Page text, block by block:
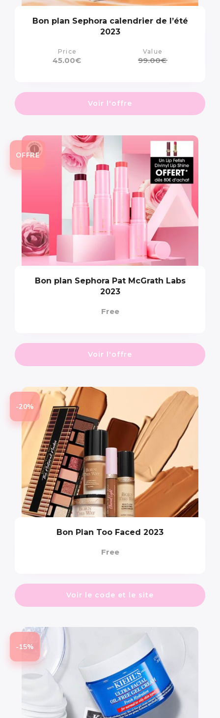
Bon plan Sephora calendrier de l’été
2023
Price
45.00€
Value
99.00€
Voir l'offre
OFFRE
Bon plan Sephora Pat McGrath Labs
2023
Free
Voir l'offre
-20%
Bon Plan Too Faced 2023
Free
Voir le code et le site
-15%